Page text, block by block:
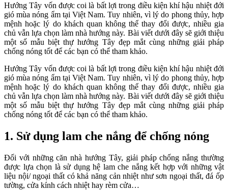
Hướng Tây vốn được coi là bất lợi trong điều kiện khí hậu nhiệt đới
gió mùa nóng ẩm tại Việt Nam. Tuy nhiên, vì lý do phong thủy, hợp
mệnh hoặc lý do khách quan không thể thay đổi được, nhiều gia
chủ vẫn lựa chọn làm nhà hướng này. Bài viết dưới đây sẽ giới thiệu
một số mẫu biệt thự hướng Tây đẹp mắt cùng những giải pháp
chống nóng tốt để các bạn có thể tham khảo.
Hướng Tây vốn được coi là bất lợi trong điều kiện khí hậu nhiệt đới
gió mùa nóng ẩm tại Việt Nam. Tuy nhiên, vì lý do phong thủy, hợp
mệnh hoặc lý do khách quan không thể thay đổi được, nhiều gia
chủ vẫn lựa chọn làm nhà hướng này. Bài viết dưới đây sẽ giới thiệu
một số mẫu biệt thự hướng Tây đẹp mắt cùng những giải pháp
chống nóng tốt để các bạn có thể tham khảo.
1. Sử dụng lam che nắng để chống nóng
Đối với những căn nhà hướng Tây, giải pháp chống nắng thường
được lựa chọn là sử dụng hệ lam che nắng kết hợp với những vật
liệu nội/ ngoại thất có khả năng cản nhiệt như sơn ngoại thất, đá ốp
tường, cửa kính cách nhiệt hay rèm cửa…